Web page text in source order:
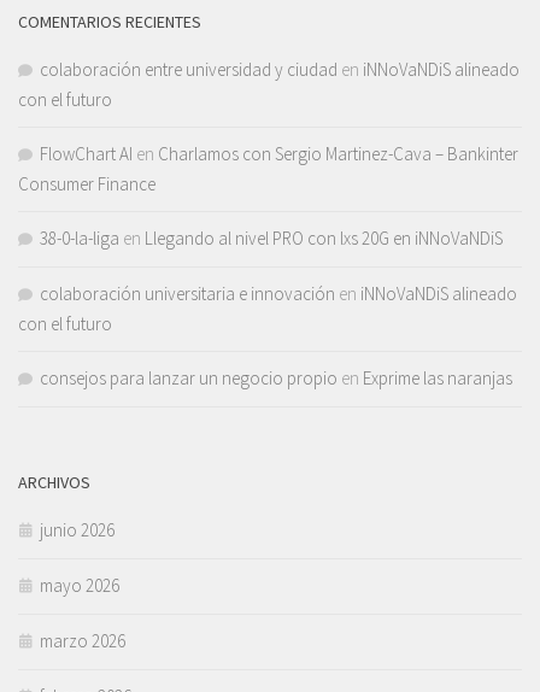
COMENTARIOS RECIENTES
colaboración entre universidad y ciudad en iNNoVaNDiS alineado
con el futuro
FlowChart AI en Charlamos con Sergio Martinez-Cava – Bankinter
Consumer Finance
38-0-la-liga en Llegando al nivel PRO con lxs 20G en iNNoVaNDiS
colaboración universitaria e innovación en iNNoVaNDiS alineado
con el futuro
consejos para lanzar un negocio propio en Exprime las naranjas
ARCHIVOS
junio 2026
mayo 2026
marzo 2026